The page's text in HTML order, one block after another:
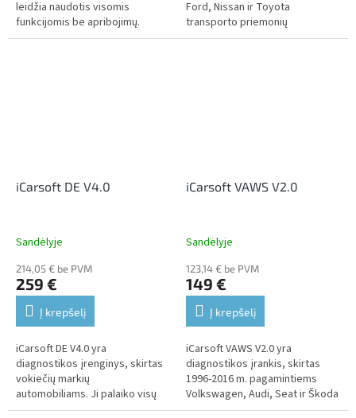
leidžia naudotis visomis
funkcijomis be apribojimų.
Ford, Nissan ir Toyota
transporto priemonių
diagnostikos adapteris.
iCarsoft DE V4.0
Sandėlyje
214,05 € be PVM
259 €
Į krepšelį
iCarsoft DE V4.0 yra
diagnostikos įrenginys, skirtas
vokiečių markių
automobiliams. Ji palaiko visų
blokų diagnostiką, kurioje
iCarsoft VAWS V2.0
Sandėlyje
123,14 € be PVM
149 €
Į krepšelį
iCarsoft VAWS V2.0 yra
diagnostikos įrankis, skirtas
1996-2016 m. pagamintiems
Volkswagen, Audi, Seat ir Škoda
automobiliams. Ji palaiko visų